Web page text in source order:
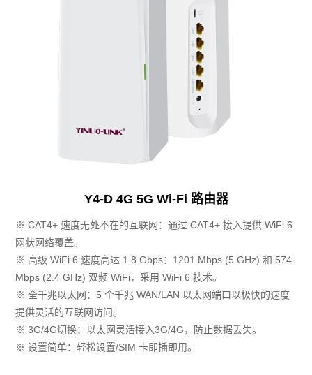
Y4-D 4G 5G Wi-Fi 路由器
※ CAT4+ 速度无处不在的互联网：通过 CAT4+ 接入提供 WiFi 6
网状网络覆盖。
※ 高级 WiFi 6 速度高达 1.8 Gbps：1201 Mbps (5 GHz) 和 574
Mbps (2.4 GHz) 双频 WiFi，采用 WiFi 6 技术。
※ 全千兆以太网：5 个千兆 WAN/LAN 以太网端口以极快的速度
提供灵活的互联网访问。
※ 3G/4G切换：以太网灵活接入3G/4G，防止数据丢失。
※ 设置简单：轻松设置/SIM 卡即插即用。